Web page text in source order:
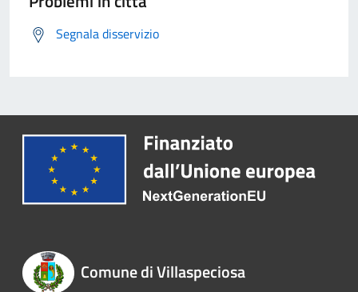
Segnala disservizio
Comune di Villaspeciosa